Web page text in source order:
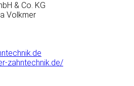
& Co. KG
Volkmer
zahntechnik.de/